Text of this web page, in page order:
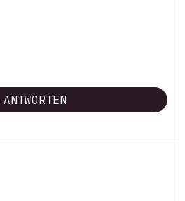
ANTWORTEN